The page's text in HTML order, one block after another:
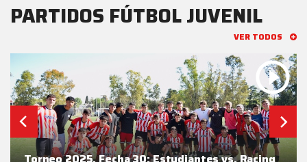
PARTIDOS FÚTBOL JUVENIL
VER TODOS